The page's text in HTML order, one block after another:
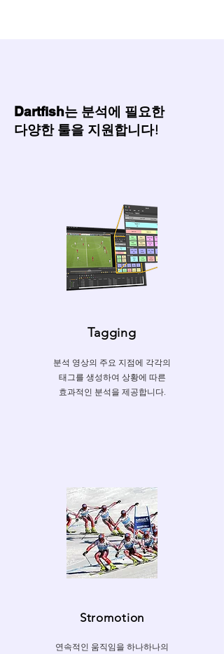
Dartfish는 분석에 필요한
​다양한 툴을 지원합니다!
Tagging
분석 영상의 주요 지점에 각각의
태그를 생성하여 상황에 따른
효과적인 분석을 제공합니다.
Stromotion
연속적인 움직임을 하나하나의